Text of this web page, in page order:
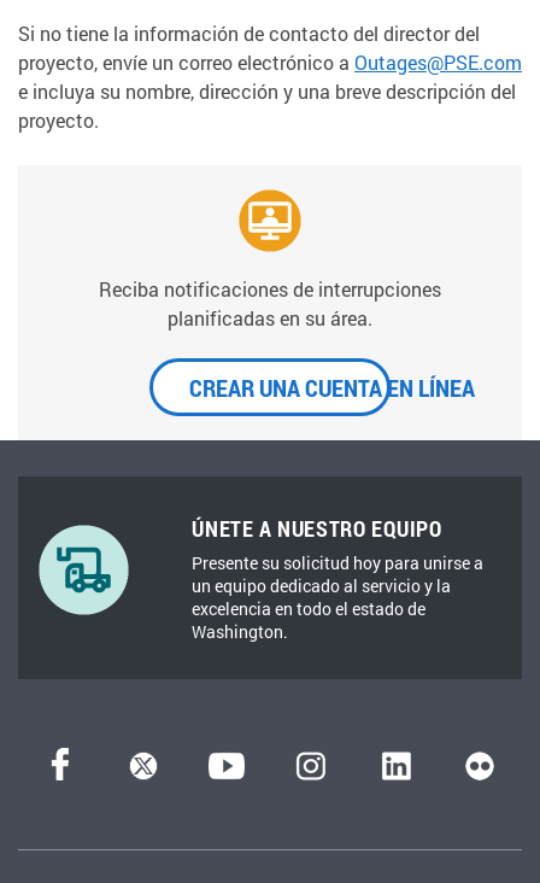
Si no tiene la información de contacto del director del
proyecto, envíe un correo electrónico a Outages@PSE.com
e incluya su nombre, dirección y una breve descripción del
proyecto.
Reciba notificaciones de interrupciones
planificadas en su área.
CREAR UNA CUENTA EN LÍNEA
ÚNETE A NUESTRO EQUIPO
Presente su solicitud hoy para unirse a
un equipo dedicado al servicio y la
excelencia en todo el estado de
Washington.